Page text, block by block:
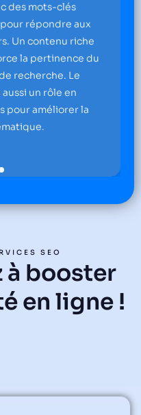
les backlinks de qualité
réputés, ainsi que la
sociaux et d'autres
la crédibilité et la
des moteurs de
SEO
à booster
en ligne !